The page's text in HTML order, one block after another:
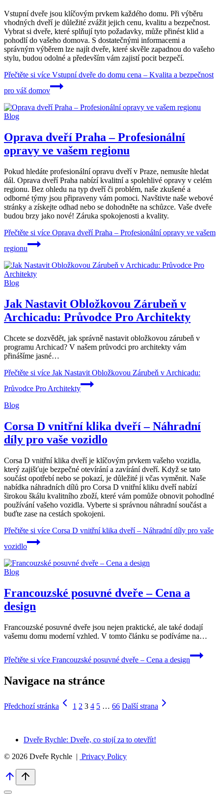
Vstupní dveře jsou klíčovým prvkem každého domu. Při výběru
vhodných dveří je důležité zvážit jejich cenu, kvalitu a bezpečnost.
Vybrat si dveře, které splňují tyto požadavky, může přinést klid a
pohodlí do vašeho domova. S dostatečnými informacemi a
správným výběrem lze najít dveře, které skvěle zapadnou do vašeho
stylu, budou odolné a především vám zajistí pocit bezpečí.
Přečtěte si více Vstupní dveře do domu cena – Kvalita a bezpečnost
pro váš domov
Blog
Oprava dveří Praha – Profesionální
opravy ve vašem regionu
Pokud hledáte profesionální opravu dveří v Praze, nemusíte hledat
dál. Oprava dveří Praha nabízí kvalitní a spolehlivé opravy v celém
regionu. Bez ohledu na typ dveří či problém, naše zkušené a
odborné týmy jsou připraveny vám pomoci. Navštivte naše webové
stránky a získejte odhad nebo se dohodněte na schůzce. Vaše dveře
budou brzy jako nové! Záruka spokojenosti a kvality.
Přečtěte si více Oprava dveří Praha – Profesionální opravy ve vašem
regionu
Blog
Jak Nastavit Obložkovou Zárubeň v
Archicadu: Průvodce Pro Architekty
Chcete se dozvědět, jak správně nastavit obložkovou zárubeň v
programu Archicad? V našem průvodci pro architekty vám
přinášíme jasné…
Přečtěte si více Jak Nastavit Obložkovou Zárubeň v Archicadu:
Průvodce Pro Architekty
Blog
Corsa D vnitřní klika dveří – Náhradní
díly pro vaše vozidlo
Corsa D vnitřní klika dveří je klíčovým prvkem vašeho vozidla,
který zajišťuje bezpečné otevírání a zavírání dveří. Když se tato
součást opotřebí nebo se pokazí, je důležité ji včas vyměnit. Naše
nabídka náhradních dílů pro Corsa D vnitřní kliku dveří nabízí
širokou škálu kvalitního zboží, které vám pomůže obnovit pohodlné
používání vašeho vozidla. Vyberte si správnou náhradní součást a
buďte zase na cestách spokojeni.
Přečtěte si více Corsa D vnitřní klika dveří – Náhradní díly pro vaše
vozidlo
Blog
Francouzské posuvné dveře – Cena a
design
Francouzské posuvné dveře jsou nejen praktické, ⁣ale ⁣také dodají
vašemu domu moderní vzhled. V tomto článku se podíváme‌ na…
Přečtěte si více Francouzské posuvné dveře – Cena a design
Navigace na stránce
Předchozí stránka 1 2 3 4 5 … 66 Další strana
Dveře Rychle: Dveře, co stojí za to otevřít!
© 2026 Dveře Rychle |
Privacy Policy